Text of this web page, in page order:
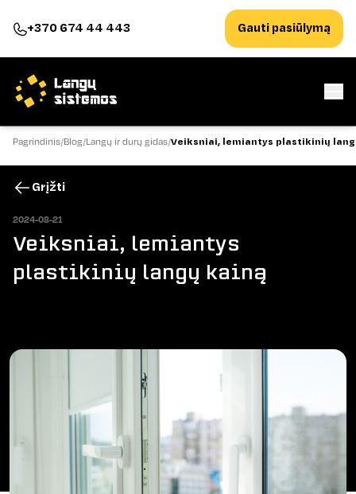
+370 674 44 443 Gauti pasiūlymą
Pagrindinis Blog Langų ir durų gidas Veiksniai, lemiantys plastikinių
Grįžti
2024-08-21
Veiksniai, lemiantys
plastikinių langų kainą